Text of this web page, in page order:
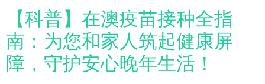
【科普】在澳疫苗接种全指
南：为您和家人筑起健康屏
障，守护安心晚年生活！